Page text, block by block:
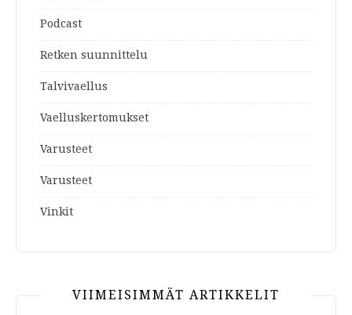
Podcast
Retken suunnittelu
Talvivaellus
Vaelluskertomukset
Varusteet
Varusteet
Vinkit
VIIMEISIMMÄT ARTIKKELIT